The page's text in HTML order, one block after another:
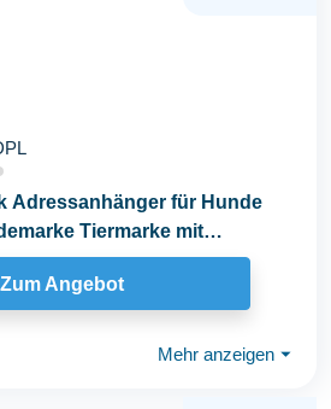
Adressanhänger für Hunde
Tiermarke mit
Zum Angebot
Mehr anzeigen ⏷